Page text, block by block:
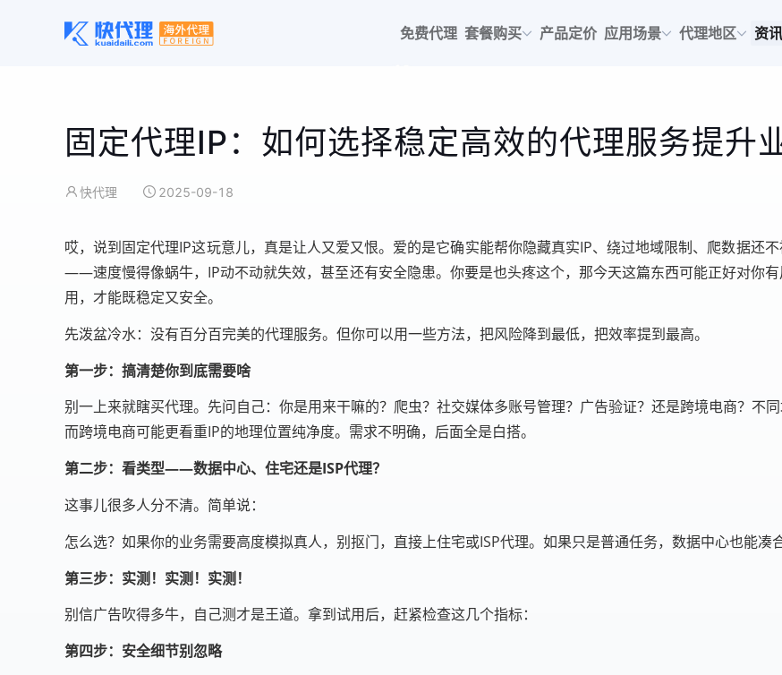
免费代理 套餐购买 产品定价 应用场景 代理地区 资
固定代理IP：如何选择稳定高效的代理服务提升
快代理 2025-09-18
哎，说到固定代理IP这玩意儿，真是让人又爱又恨。爱的是它确实能帮你隐藏真实IP、绕过地域限制、爬数据还
——速度慢得像蜗牛，IP动不动就失效，甚至还有安全隐患。你要是也头疼这个，那今天这篇东西可能正好对你
用，才能既稳定又安全。
先泼盆冷水：没有百分百完美的代理服务。但你可以用一些方法，把风险降到最低，把效率提到最高。
第一步：搞清楚你到底需要啥
别一上来就瞎买代理。先问自己：你是用来干嘛的？爬虫？社交媒体多账号管理？广告验证？还是跨境电商？不
而跨境电商可能更看重IP的地理位置纯净度。需求不明确，后面全是白搭。
第二步：看类型——数据中心、住宅还是ISP代理？
这事儿很多人分不清。简单说：
怎么选？如果你的业务需要高度模拟真人，别抠门，直接上住宅或ISP代理。如果只是普通任务，数据中心也能
第三步：实测！实测！实测！
别信广告吹得多牛，自己测才是王道。拿到试用后，赶紧检查这几个指标：
第四步：安全细节别忽略